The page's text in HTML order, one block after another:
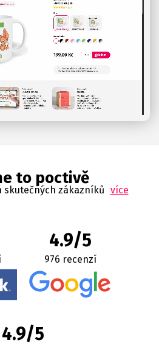
to poctivě
skutečných zákazníků více
4.9/5
976 recenzí
4.9/5